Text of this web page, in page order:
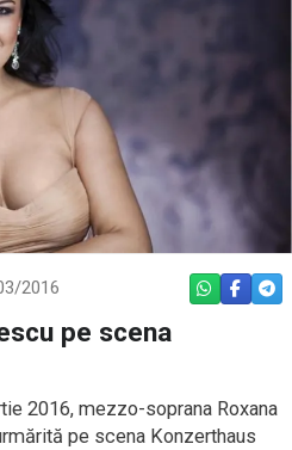
2016 WHATSAPP
pe scena
2016, mezzo-soprana Roxana
pe scena Konzerthaus